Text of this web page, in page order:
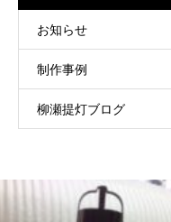
お知らせ
制作事例
柳瀬提灯ブログ